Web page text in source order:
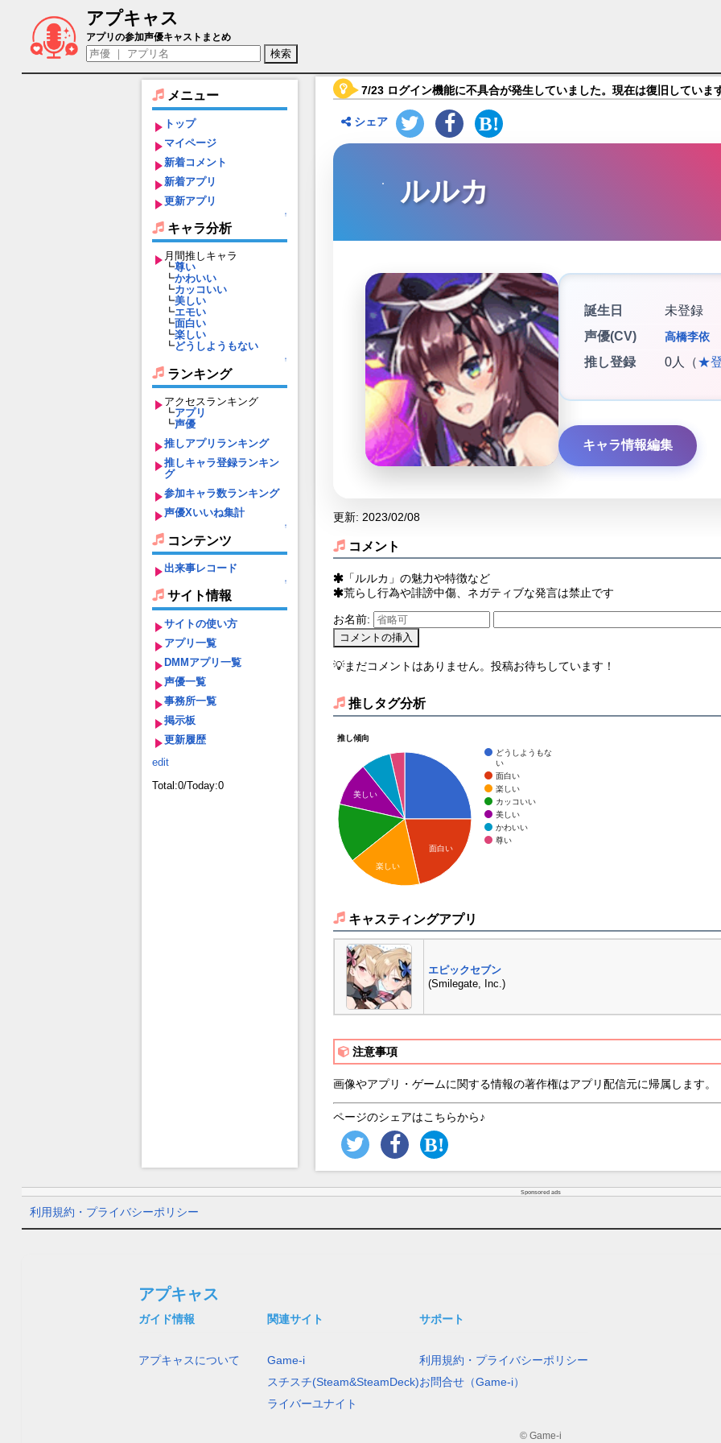
アプキャス
ルルカ（声優：高橋李依)【エピックセブン】キャラ紹介
アプリの参加声優キャストまとめ
メニュー
トップ
マイページ
新着コメント
新着アプリ
更新アプリ
↑
キャラ分析
月間推しキャラ
┗尊い
┗かわいい
┗カッコいい
┗美しい
┗エモい
┗面白い
┗楽しい
┗どうしようもない
↑
ランキング
アクセスランキング
┗アプリ
┗声優
推しアプリランキング
推しキャラ登録ランキン
グ
参加キャラ数ランキング
声優Xいいね集計
↑
コンテンツ
出来事レコード
↑
サイト情報
サイトの使い方
アプリ一覧
DMMアプリ一覧
声優一覧
事務所一覧
掲示板
更新履歴
edit
Total:0/Today:0
7/23 ログイン機能に不具合が発生していました。現在は復旧していま
シェア
ルルカ
誕生日
未登録
声優(CV)
高橋李依
推し登録 0人（★
キャラ情報編集
更新: 2023/02/08
コメント
「ルルカ」の魅力や特徴など
荒らし行為や誹謗中傷、ネガティブな発言は禁止です
お名前:
💡まだコメントはありません。投稿お待ちしています！
推しタグ分析
推し傾向
どうしようもな
い
面白い
楽しい
カッコいい
美しい
かわいい
尊い
面白い
美しい
楽しい
キャスティングアプリ
エピックセブン
(Smilegate, Inc.)
注意事項
画像やアプリ・ゲームに関する情報の著作権はアプリ配信元に帰属します。
ページのシェアはこちらから♪
Sponsored ads
利用規約・プライバシーポリシー
アプキャス
ガイド情報
アプキャスについて
関連サイト
Game-i
スチスチ(Steam&SteamDeck)
ライバーユナイト
サポート
利用規約・プライバシーポリシー
お問合せ（Game-i）
© Game-i